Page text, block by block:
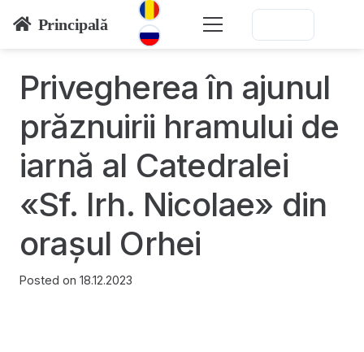
Principală
Privegherea în ajunul
prăznuirii hramului de
iarnă al Catedralei
«Sf. Irh. Nicolae» din
orașul Orhei
Posted on 18.12.2023